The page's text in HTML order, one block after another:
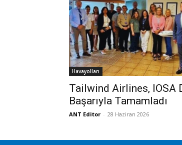
Havayolları
Tailwind Airlines, IOSA
Başarıyla Tamamladı
ANT Editor - 28 Haziran 2026